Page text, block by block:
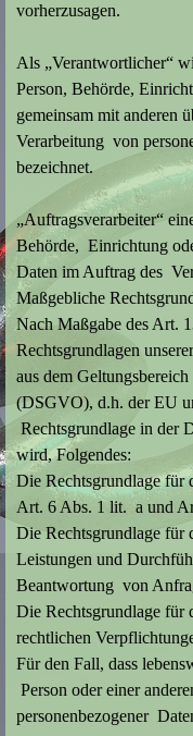
vorherzusagen.
Als „Verantwortlicher“
Person, Behörde,
gemeinsam mit anderen
Verarbeitung von
bezeichnet.
„Auftragsverarbeiter“
Behörde, Einrichtung
Daten im Auftrag des
Maßgebliche
Nach Maßgabe des Art.
Rechtsgrundlagen
aus dem
(DSGVO), d.h. der EU
Rechtsgrundlage in der
wird, Folgendes:
Die Rechtsgrundlage
Art. 6 Abs. 1 lit. a und
Die Rechtsgrundlage für
Leistungen und
Beantwortung von
Die Rechtsgrundlage für
rechtlichen
Für den Fall, dass
Person oder einer
personenbezogener